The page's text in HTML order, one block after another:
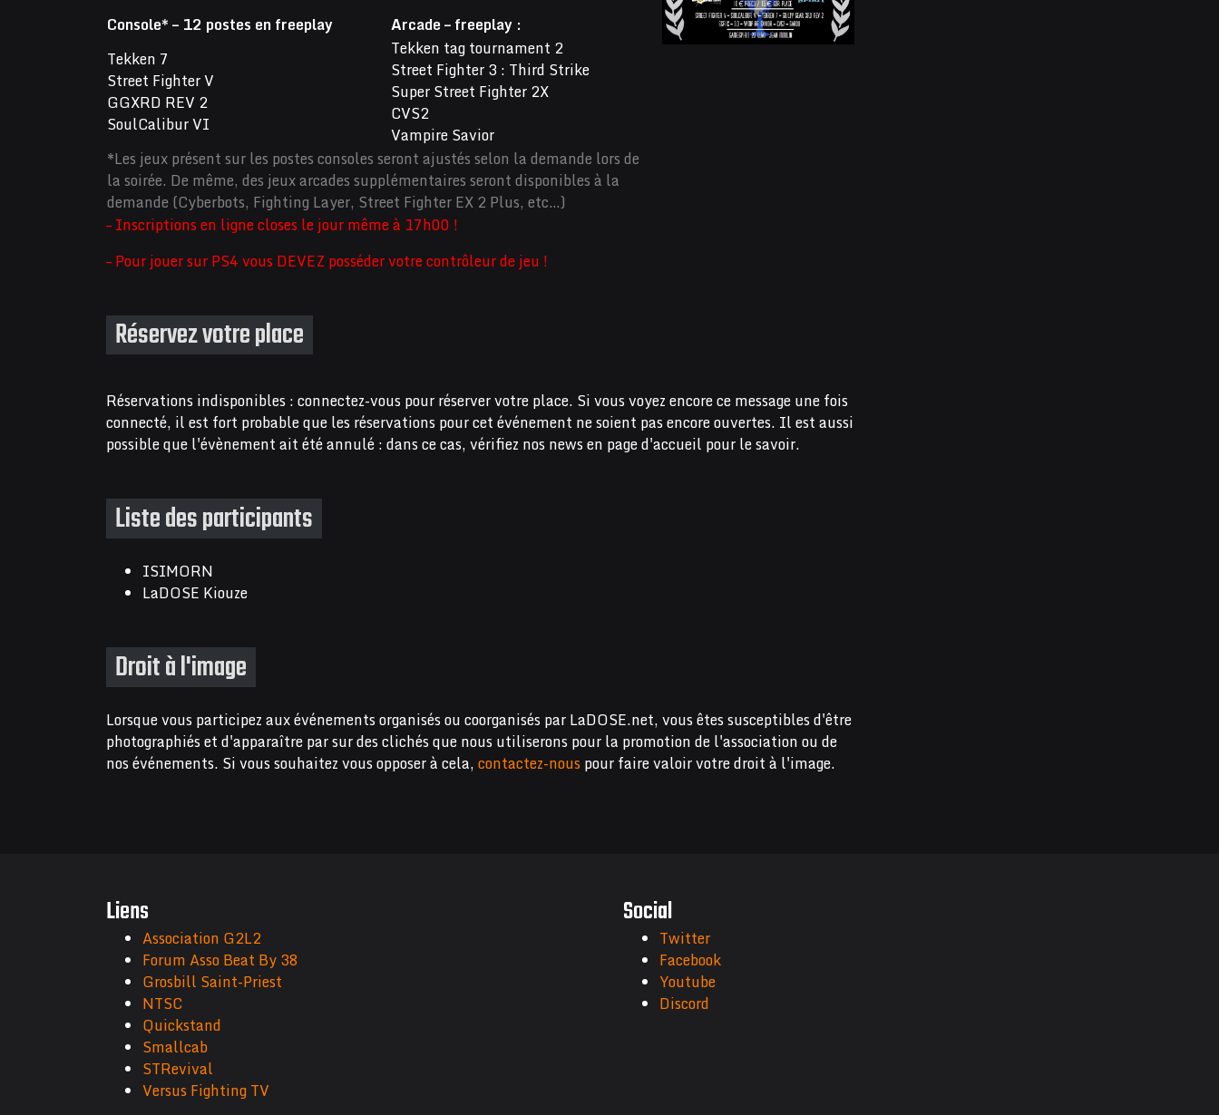
Console* – 12 postes en freeplay
Arcade – freeplay :
Tekken 7
Street Fighter V
GGXRD REV 2
SoulCalibur VI
Tekken tag tournament 2
Street Fighter 3 : Third Strike
Super Street Fighter 2X
CVS2
Vampire Savior
*Les jeux présent sur les postes consoles seront ajustés selon la demande lors de
la soirée. De même, des jeux arcades supplémentaires seront disponibles à la
demande (Cyberbots, Fighting Layer, Street Fighter EX 2 Plus, etc…)
– Inscriptions en ligne closes le jour même à 17h00 !
– Pour jouer sur PS4 vous DEVEZ posséder votre contrôleur de jeu !
Réservez votre place
Réservations indisponibles : connectez-vous pour réserver votre place. Si vous voyez encore ce message une fois
connecté, il est fort probable que les réservations pour cet événement ne soient pas encore ouvertes. Il est aussi
possible que l'évènement ait été annulé : dans ce cas, vérifiez nos news en page d'accueil pour le savoir.
Liste des participants
ISIMORN
LaDOSE Kiouze
Droit à l'image
Lorsque vous participez aux événements organisés ou coorganisés par LaDOSE.net, vous êtes susceptibles d'être
photographiés et d'apparaître par sur des clichés que nous utiliserons pour la promotion de l'association ou de
nos événements. Si vous souhaitez vous opposer à cela,contactez-nouspour faire valoir votre droit à l'image.
Liens
Association G2L2
Forum Asso Beat By 38
Grosbill Saint-Priest
NTSC
Quickstand
Smallcab
STRevival
Versus Fighting TV
Social
Twitter
Facebook
Youtube
Discord